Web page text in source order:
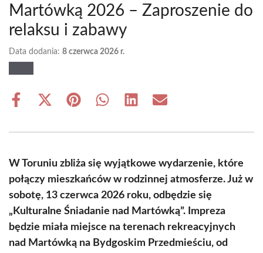
Martówką 2026 – Zaproszenie do
relaksu i zabawy
Data dodania: 8 czerwca 2026 r.
Share
Share
(Twitter)
Share Share Share Share
W Toruniu zbliża się wyjątkowe wydarzenie, które
połączy mieszkańców w rodzinnej atmosferze. Już w
sobotę, 13 czerwca 2026 roku, odbędzie się
„Kulturalne Śniadanie nad Martówką”. Impreza
będzie miała miejsce na terenach rekreacyjnych
nad Martówką na Bydgoskim Przedmieściu, od